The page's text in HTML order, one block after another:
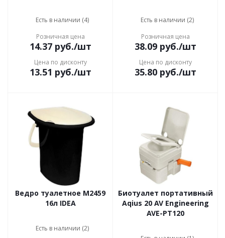
Есть в наличии (4)
Розничная цена
14.37руб./шт
Цена по дисконту
13.51 руб./шт
Есть в наличии (2)
Розничная цена
38.09руб./шт
Цена по дисконту
35.80руб./шт
Ведро туалетное М2459
16л IDEA
Есть в наличии (2)
Биотуалет портативный
Aqius 20 AV Engineering
AVE-PT120